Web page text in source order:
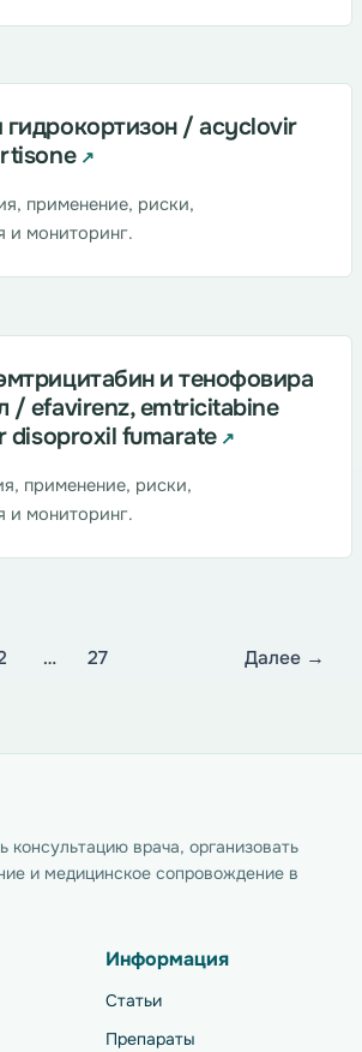
гидрокортизон / acyclovir
применение, риски,
и мониторинг.
и тенофовира
/ efavirenz, emtricitabine
disoproxil fumarate
применение, риски,
и мониторинг.
… 27 Далее →
консультацию врача, организовать
и медицинское сопровождение в
Информация
Статьи
Препараты